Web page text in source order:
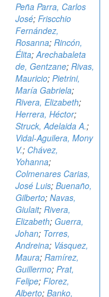
Peña Parra, Carlos
José; Friscchio
Fernández,
Rosanna; Rincón,
Élita;Arechabaleta
de, Gentzane; Rivas,
Mauricio; Pietrini,
María Gabriela;
Rivera, Elizabeth;
Herrera, Héctor;
Struck, Adelaida A.;
Vidal-Aguilera, Mony
V.; Chávez,
Yohanna;
Colmenares Carias,
José Luis; Buenaño,
Gilberto; Navas,
Giulait; Rivera,
Elizabeth; Guerra,
Johan; Torres,
Andreina; Vásquez,
Maura; Ramírez,
Guillermo; Prat,
Felipe; Florez,
Alberto; Banko,